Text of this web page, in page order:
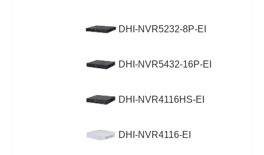
DHI-NVR5232-8P-EI
DHI-NVR5432-16P-EI
DHI-NVR4116HS-EI
DHI-NVR4116-EI